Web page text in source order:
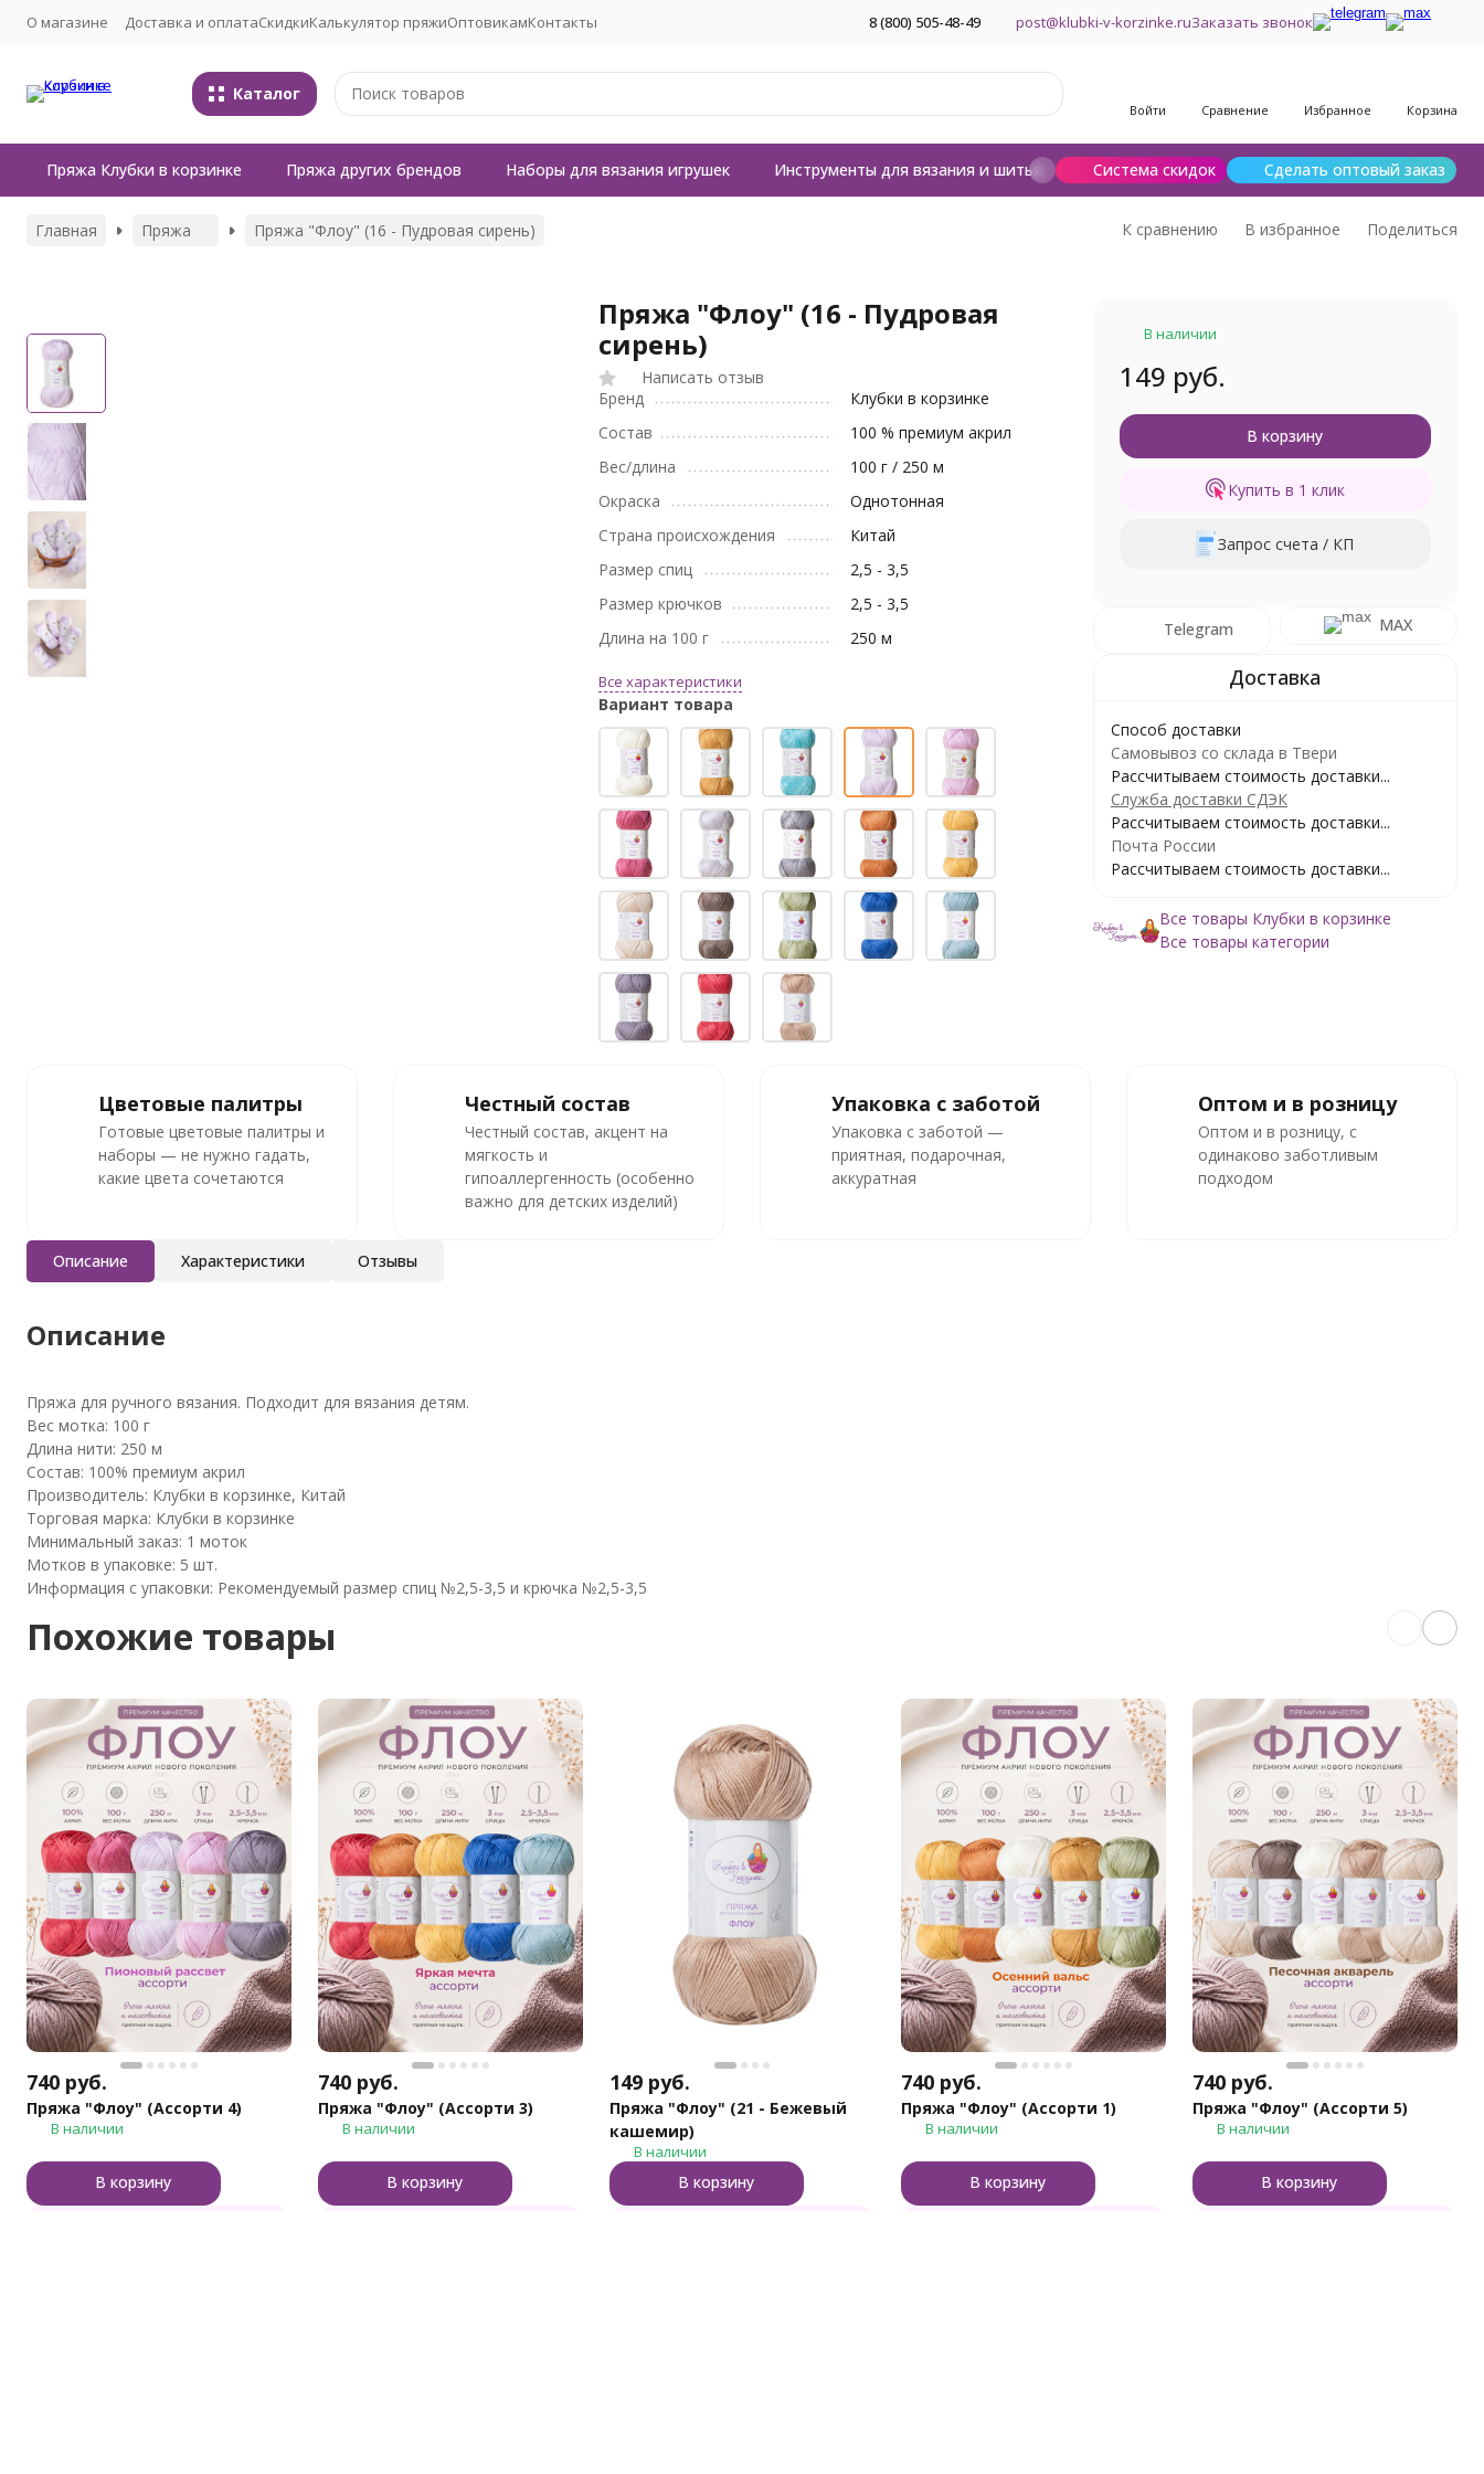
О магазине Доставка и оплатаСкидкиКалькулятор пряжиОптовикамКонтакты 8 (800) 505-48-49 post@klubki-v-korzinke.ruЗаказать звонок
Каталог
Войти Сравнение Избранное Корзина
Система скидок Сделать оптовый заказ
Пряжа Клубки в корзинке Пряжа других брендов Наборы для вязания игрушек Инструменты для вязания и шитья Шерсть для валяния
Главная Пряжа Пряжа "Флоу" (16 - Пудровая сирень) К сравнению В избранное Поделиться
Пряжа "Флоу" (16 - Пудровая
сирень)
Написать отзыв
Бренд
Клубки в корзинке
Состав
100 % премиум акрил
Вес/длина
100 г / 250 м
Окраска
Однотонная
Страна происхождения
Китай
Размер спиц
2,5 - 3,5
Размер крючков
2,5 - 3,5
Длина на 100 г
250 м
Все характеристики
Вариант товара
В наличии
149 руб.
В корзину
Купить в 1 клик
Запрос счета / КП
Telegram MAX
Способ доставки
Самовывоз со склада в Твери
Рассчитываем стоимость доставки...
Служба доставки СДЭК
Рассчитываем стоимость доставки...
Почта России
Рассчитываем стоимость доставки...
Все товары Клубки в корзинке
Все товары категории
Цветовые палитры
Готовые цветовые палитры и
наборы — не нужно гадать,
какие цвета сочетаются
Честный состав
Честный состав, акцент на
мягкость и
гипоаллергенность (особенно
важно для детских изделий)
Упаковка с заботой
Упаковка с заботой —
приятная, подарочная,
аккуратная
Оптом и в розницу
Оптом и в розницу, с
одинаково заботливым
подходом
Описание Характеристики Отзывы
Описание
Пряжа для ручного вязания. Подходит для вязания детям.
Вес мотка: 100 г
Длина нити: 250 м
Состав: 100% премиум акрил
Производитель: Клубки в корзинке, Китай
Торговая марка: Клубки в корзинке
Минимальный заказ: 1 моток
Мотков в упаковке: 5 шт.
Информация с упаковки: Рекомендуемый размер спиц №2,5-3,5 и крючка №2,5-3,5
Похожие товары
740 руб.
Пряжа "Флоу" (Ассорти 4)
В наличии
В корзину
740 руб.
Пряжа "Флоу" (Ассорти 3)
В наличии
В корзину
149 руб.
Пряжа "Флоу" (21 - Бежевый
кашемир)
В наличии
В корзину
740 руб.
Пряжа "Флоу" (Ассорти 1)
В наличии
В корзину
740 руб.
Пряжа "Флоу" (Ассорти 5)
В наличии
В корзину